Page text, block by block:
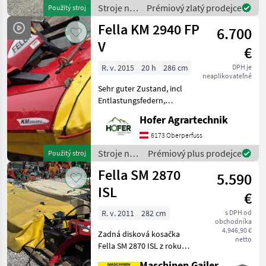
Použitý stroj
nožmi (nové nože), rýchlov
Stroje na
zber
objemových
krmív /
Fella
Prémiový zlatý prodejce
Použitý stroj
Fella KM 2940 FP
V
6.700
€
DPH je
neaplikovateľné
R. v. 2015 20 h
286 cm
Sehr guter Zustand, incl
Entlastungsfedern,
Betriebsanleitung
Kardánovyý hriadeľ: Mláťací
bubon, Frontálna kosa,
Doštička na usmerńovací ra
Hofer Agrartechnik
6173 Oberperfuss
Stroje na
zber
objemových
krmív /
Fella
Prémiový plus prodejce
Fella SM 2870
ISL
5.590
€
s DPH od
obchodníka
4.946,90 €
netto
R. v. 2011
282 cm
Zadná disková kosačka
Fella SM 2870 ISL z roku